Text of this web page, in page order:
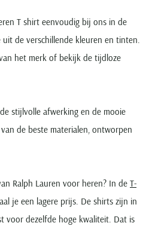
T shirt eenvoudig bij ons in de
de verschillende kleuren en tinten.
het merk of bekijk de tijdloze
stijlvolle afwerking en de mooie
de beste materialen, ontworpen
Ralph Lauren voor heren? In de T-
je een lagere prijs. De shirts zijn in
voor dezelfde hoge kwaliteit. Dat is